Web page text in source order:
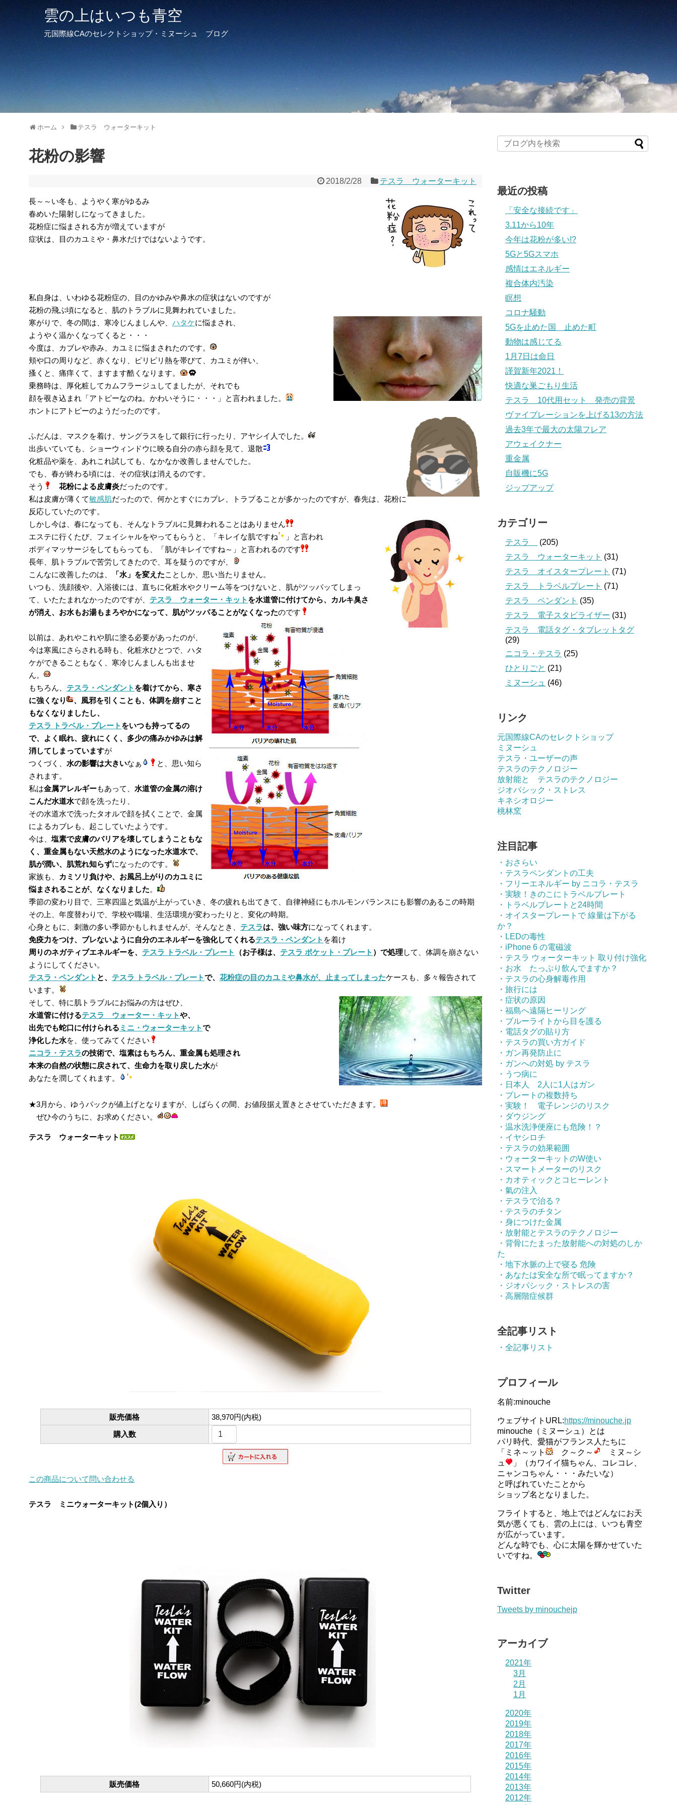
雲の上はいつも青空
元国際線CAのセレクトショップ・ミヌーシュ ブログ
ホーム テスラ ウォーターキット
花粉の影響
2018/2/28 テスラ ウォーターキット
長～～い冬も、ようやく寒がゆるみ
春めいた陽射しになってきました。
花粉症に悩まされる方が増えていますが
症状は、目のカユミや・鼻水だけではないようです。
私自身は、いわゆる花粉症の、目のかゆみや鼻水の症状はないのですが
花粉の飛ぶ頃になると、肌のトラブルに見舞われていました。
寒がりで、冬の間は、寒冷じんましんや、 ハタケに悩まされ、
ようやく温かくなってくると・・・
今度は、カブレや赤み、カユミに悩まされたのです。
頬や口の周りなど、赤くなり、ピリピリ熱を帯びて、カユミが伴い、
搔くと、痛痒くて、ますます酷くなります。
乗務時は、厚化粧してカムフラージュしてましたが、それでも
顔を覗き込まれ「アトピーなのね。かわいそうに・・・」と言われました。
ホントにアトピーのようだったのです。
ふだんは、マスクを着け、サングラスをして銀行に行ったり、アヤシイ人でした。
出歩いていても、ショーウィンドウに映る自分の赤ら顔を見て、退散
化粧品や薬を、あれこれ試しても、なかなか改善しませんでした。
でも、春が終わる頃には、その症状は消えるのです。
そう
花粉による皮膚炎だったのです。
私は皮膚が薄くて敏感肌だったので、何かとすぐにカブレ、トラブることが多かったのですが、春先は、花粉に
反応していたのです。
しかし今は、春になっても、そんなトラブルに見舞われることはありません
エステに行くたび、フェイシャルをやってもらうと、「キレイな肌ですね
」と言われ
ボディマッサージをしてもらっても、「肌がキレイですね～」と言われるのです
長年、肌トラブルで苦労してきたので、耳を疑うのですが、
こんなに改善したのは、
「水」を変えたことしか、思い当たりません。
いつも、洗顔後や、入浴後には、直ちに化粧水やクリーム等をつけないと、肌がツッパッてしまっ
て、いたたまれなかったのですが、 テスラ ウォーター・キット を水道管に付けてから、カルキ臭さ
が消え、お水もお湯もまろやかになって、肌がツッパることがなくなったのです
以前は、あれやこれや肌に塗る必要があったのが、
今は寒風にさらされる時も、化粧水ひとつで、ハタ
ケができることもなく、寒冷じんましんも出ませ
ん。
もちろん、 テスラ・ペンダント を着けてから、寒さ
に強くなり
、風邪を引くことも、体調を崩すこと
もなくなりましたし、
テスラ トラベル・プレート をいつも持ってるの
で、よく眠れ、疲れにくく、多少の痛みかゆみは解
消してしまっていますが
つくづく、 水の影響は大きいなぁ
と、思い知ら
されます。
私は金属アレルギーもあって、 水道管の金属の溶け
こんだ水道水で顔を洗ったり、
その水道水で洗ったタオルで顔を拭くことで、金属
によるカブレも、起こしていたようです。
今は、塩素で皮膚のバリアを壊してしまうこともな
く、重金属もない天然水のようになった水道水で、
肌が潤い、肌荒れ知らずになったのです。
家族も、
カミソリ負けや、お風呂上がりのカユミに
悩まされることが、なくなりました。
季節の変わり目で、三寒四温と気温が上がっていき、冬の疲れも出てきて、自律神経にもホルモンバランスにも影響のあるこの時期
その上、年度替わりで、学校や職場、生活環境が変わったりと、変化の時期。
心身ともに、刺激の多い季節かもしれませんが、そんなとき、 テスラは、強い味方になってくれます。
免疫力をつけ、ブレないように自分のエネルギーを強化してくれるテスラ・ペンダント を着け
周りのネガティブエネルギーを、 テスラ トラベル・プレート （お子様は、 テスラ ポケット・プレート ）で処理して、体調を崩さない
ようにしてください。
テスラ・ペンダント と、 テスラ トラベル・プレートで、 花粉症の目のカユミや鼻水が、止まってしまったケースも、多々報告されて
います。
そして、特に肌トラブルにお悩みの方はぜひ、
水道管に付けるテスラ ウォーター・キットや、
出先でも蛇口に付けられる ミニ・ウォーターキットで
浄化した水を、使ってみてください
ニコラ・テスラの技術で、塩素はもちろん、重金属も処理され
本来の自然の状態に戻されて、生命力を取り戻した水が
あなたを潤してくれます。
★3月から、ゆうパックが値上げとなりますが、しばらくの間、お値段据え置きとさせていただきます。
ぜひ今のうちに、お求めください。
テスラ ウォーターキット
販売価格
38,970円(内税)
購入数
この商品について問い合わせる
テスラ ミニウォーターキット(2個入り）
販売価格 50,660円(内税)
最近の投稿
「安全な接続です」
3.11から10年
今年は花粉が多い!?
5Gと5Gスマホ
感情はエネルギー
複合体内汚染
瞑想
コロナ騒動
5Gを止めた国 止めた町
動物は感じてる
1月7日は命日
謹賀新年2021！
快適な巣ごもり生活
テスラ 10代用セット 発売の背景
ヴァイブレーションを上げる13の方法
過去3年で最大の太陽フレア
アウェイクナー
重金属
自販機に5G
ジップアップ
カテゴリー
テスラ
(205)
テスラ ウォーターキット (31)
テスラ オイスタープレート (71)
テスラ トラベルプレート (71)
テスラ ペンダント (35)
テスラ 電子スタビライザー (31)
テスラ 電話タグ・タブレットタグ
(29)
ニコラ・テスラ (25)
ひとりごと (21)
ミヌーシュ (46)
リンク
元国際線CAのセレクトショップ
ミヌーシュ
テスラ・ユーザーの声
テスラのテクノロジー
放射能と テスラのテクノロジー
ジオパシック・ストレス
キネシオロジー
桃林窯
注目記事
・おさらい
・テスラペンダントの工夫
・フリーエネルギー by ニコラ・テスラ
・実験！きのこにトラベルプレート
・トラベルプレートと24時間
・オイスタープレートで 線量は下がる
か？
・LEDの毒性
・iPhone 6 の電磁波
・テスラ ウォーターキット 取り付け強化
・お水 たっぷり飲んでますか？
・テスラの心身解毒作用
・旅行には
・症状の原因
・福島へ遠隔ヒーリング
・ブルーライトから目を護る
・電話タグの貼り方
・テスラの買い方ガイド
・ガン再発防止に
・ガンへの対処 by テスラ
・うつ病に
・日本人 2人に1人はガン
・プレートの複数持ち
・実験！ 電子レンジのリスク
・ダウジング
・温水洗浄便座にも危険！？
・イヤシロチ
・テスラの効果範囲
・ウォーターキットのW使い
・スマートメーターのリスク
・カオティックとコヒーレント
・氣の注入
・テスラで治る？
・テスラのチタン
・身につけた金属
・放射能とテスラのテクノロジー
・背骨にたまった放射能への対処のしか
た
・地下水脈の上で寝る 危険
・あなたは安全な所で眠ってますか？
・ジオパシック・ストレスの害
・高層階症候群
全記事リスト
・全記事リスト
プロフィール
名前:minouche
ウェブサイトURL:https://minouche.jp
minouche（ミヌーシュ）とは
パリ時代、愛猫がフランス人たちに
「ミネ～ット
ク～ク～
ミヌ～シ
ュ
」（カワイイ猫ちゃん、コレコレ、
ニャンコちゃん・・・みたいな）
と呼ばれていたことから
ショップ名となりました。
フライトすると、地上ではどんなにお天
気が悪くても、雲の上には、いつも青空
が広がっています。
どんな時でも、心に太陽を輝かせていた
いですね。
Twitter
Tweets by minouchejp
アーカイブ
2021年
3月
2月
1月
2020年
2019年
2018年
2017年
2016年
2015年
2014年
2013年
2012年